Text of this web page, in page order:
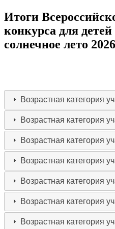
Итоги
конкурса для
солнечное лето
Возрастная категория
Возрастная категория
Возрастная категория
Возрастная категория
Возрастная категория
Возрастная категория
Возрастная категория